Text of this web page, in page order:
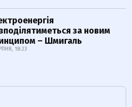
за новим
– Шмигаль
18:23